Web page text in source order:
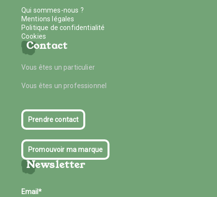
Qui sommes-nous ?
Mentions légales
Politique de confidentialité
Cookies
Contact
Vous êtes un particulier
Vous êtes un professionnel
Prendre contact
Promouvoir ma marque
Newsletter